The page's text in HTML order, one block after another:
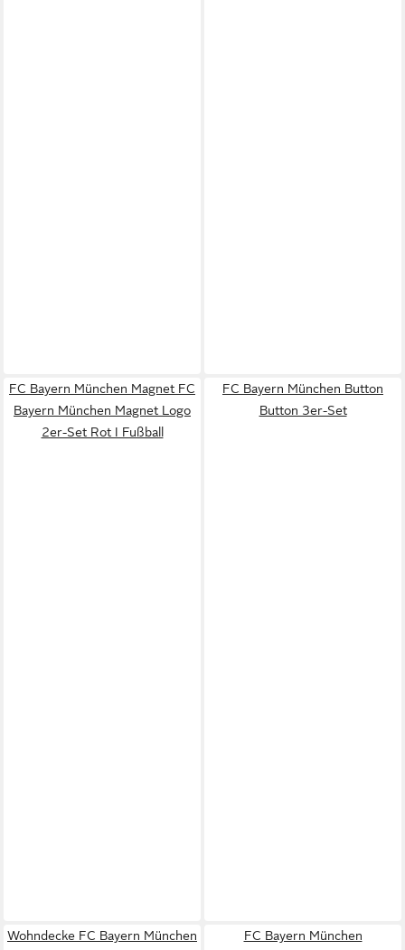
FC Bayern München Magnet FC
Bayern München Magnet Logo
2er-Set Rot I Fußball
FC Bayern München Button
Button 3er-Set
Wohndecke FC Bayern München FC Bayern München